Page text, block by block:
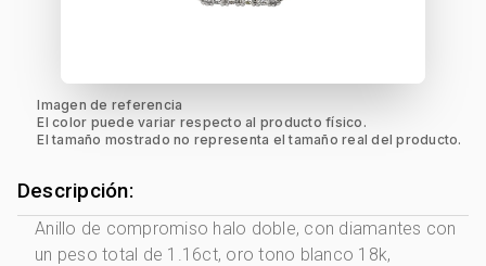
Imagen de referencia
El color puede variar respecto al producto físico.
El tamaño mostrado no representa el tamaño real del producto.
Descripción:
Anillo de compromiso halo doble, con diamantes con
un peso total de 1.16ct, oro tono blanco 18k,